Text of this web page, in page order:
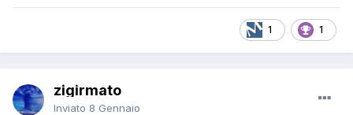
1 1
zigirmato
Inviato 8 Gennaio